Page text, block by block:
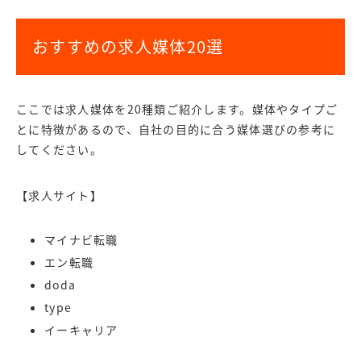
おすすめの求人媒体20選
ここでは求人媒体を20種類ご紹介します。媒体やタイプご
とに特徴があるので、自社の目的に合う媒体選びの参考に
してください。
【求人サイト】
マイナビ転職
エン転職
doda
type
イーキャリア